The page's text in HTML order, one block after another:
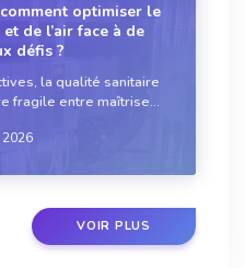
optimiser le
de l’air face à de
défis ?
la qualité sanitaire
fragile entre maîtrise
centrée sur le seul
VOIR PLUS